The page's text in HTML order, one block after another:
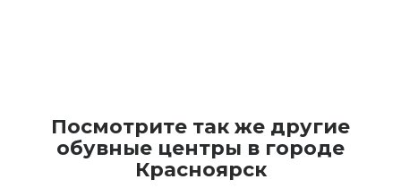
Посмотрите так же другие
обувные центры в городе
Красноярск